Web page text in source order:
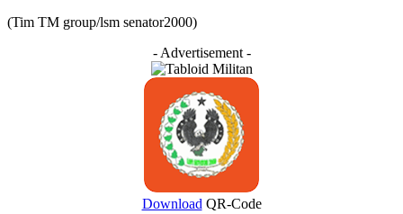
(Tim TM group/lsm senator2000)
- Advertisement -
Download QR-Code